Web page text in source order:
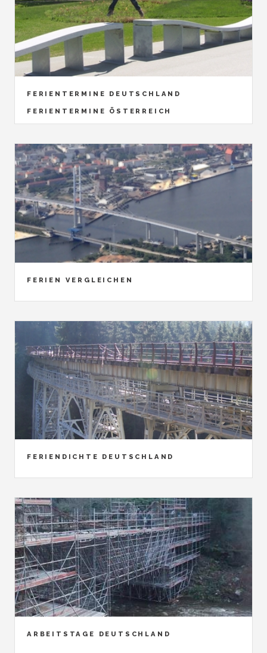
FERIENTERMINE DEUTSCHLAND
FERIENTERMINE ÖSTERREICH
FERIEN VERGLEICHEN
FERIENDICHTE DEUTSCHLAND
ARBEITSTAGE DEUTSCHLAND